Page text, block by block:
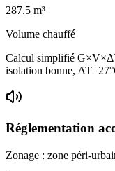
287.5 m³
Volume chauffé
Calcul simplifié
isolation bonne,
Réglementation
Zonage : zone péri-